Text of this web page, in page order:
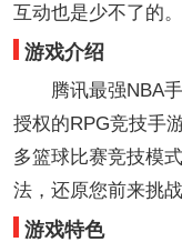
互动也是少不了的。
游戏介绍
腾讯最强NBA手
授权的RPG竞技手
多篮球比赛竞技模
法，还原您前来挑战
游戏特色